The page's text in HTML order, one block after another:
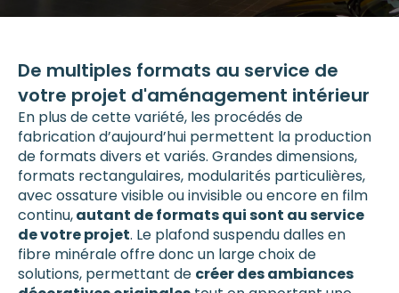
De multiples formats au service de
votre projet d'aménagement intérieur
En plus de cette variété, les procédés de
fabrication d’aujourd’hui permettent la production
de formats divers et variés. Grandes dimensions,
formats rectangulaires, modularités particulières,
avec ossature visible ou invisible ou encore en film
continu,autant de formats qui sont au service
de votre projet. Le plafond suspendu dalles en
fibre minérale offre donc un large choix de
solutions, permettant de créer des ambiances